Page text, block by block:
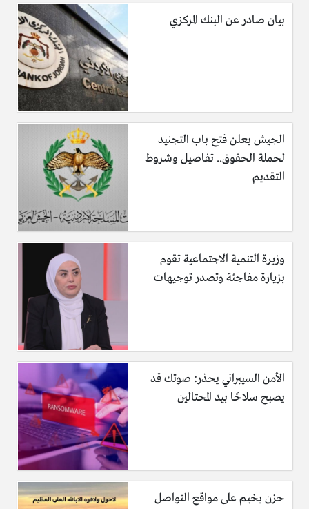
استونيا.
مالطا.
اسبانيا.
لوكسمبورغ.
هولندا.
كرواتيا.
بيان صادر عن البنك المركزي
الجيش يعلن فتح باب التجنيد
لحملة الحقوق.. تفاصيل وشروط
التقديم
وزيرة التنمية الاجتماعية تقوم
بزيارة مفاجئة وتصدر توجيهات
الأمن السيبراني يحذر: صوتك قد
يصبح سلاحًا بيد المحتالين
حزن يخيم على مواقع التواصل